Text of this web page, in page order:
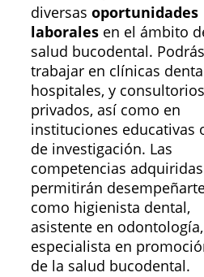
diversas oportunidades
laborales en el ámbito
salud bucodental. Podrás
trabajar en clínicas
hospitales, y consultorios
privados, así como en
instituciones educativas
de investigación. Las
competencias
permitirán
como higienista dental,
asistente en
especialista en
de la salud bucodental.